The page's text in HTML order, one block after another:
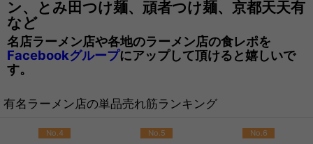
ン、とみ田つけ麺、頑者つけ麺、京都天天有
など
名店ラーメン店や各地のラーメン店の食レポを
Facebookグループにアップして頂けると嬉しいで
す。
有名ラーメン店の単品売れ筋ランキング
No.4 No.5 No.6